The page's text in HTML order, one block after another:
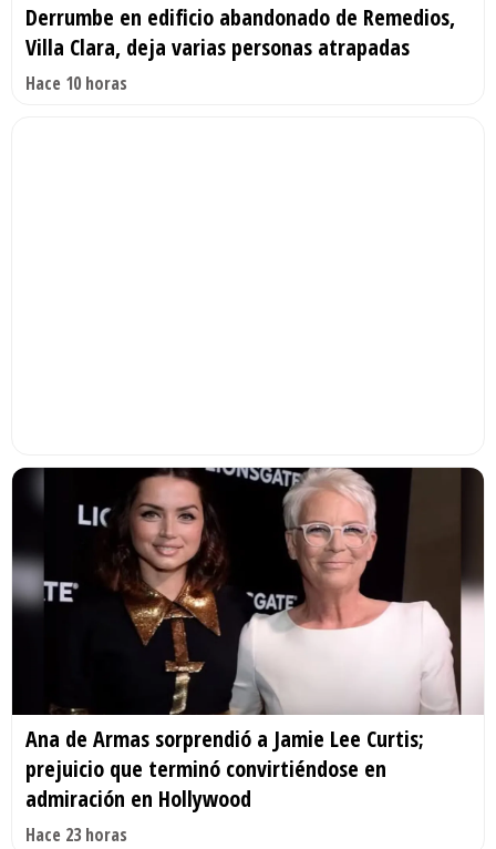
Derrumbe en edificio abandonado de Remedios,
Villa Clara, deja varias personas atrapadas
Hace 10 horas
Ana de Armas sorprendió a Jamie Lee Curtis;
prejuicio que terminó convirtiéndose en
admiración en Hollywood
Hace 23 horas